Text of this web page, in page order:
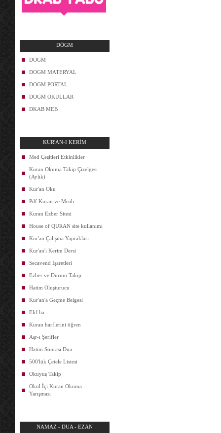
DÖGM
DOGM
DOGM MATERYAL
DOGM PORTAL
DOGM OKULLAR
DKAB MEB
KUR'AN-I KERİM
Med Çeşitleri Etkinlikler
Kuran Okuma Takip Çizelgesi
(Aylık)
Kur'an Oku
Pdf Kuran ve Meali
Kuran Ezber Sitesi
House of QURAN site kullanımı
Kur'an Çalışma Yaprakları
Kur'an'ı Kerim Dersi
Secavend İşaretleri
Ezber ve Durum Takip
Hatim Oluşturucu
Kur'an'a Geçme Belgesi
Elif ba
Kuran harflerini öğren
Aşr-ı Şerifler
Hatim Sonrası Dua
500'lük Çetele Listesi
Okuyuş Takip
Okul İçi Kuran Okuma
Yarışması
NAMAZ - DUA - EZAN